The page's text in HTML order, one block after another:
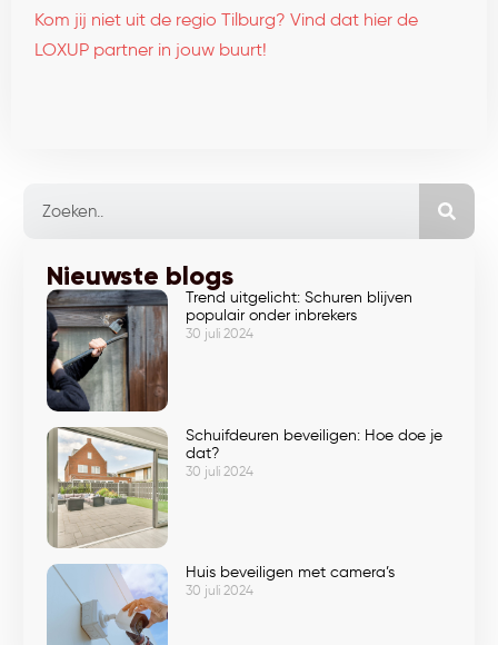
Kom jij niet uit de regio Tilburg? Vind dat hier de
LOXUP partner in jouw buurt!
Nieuwste blogs
Trend uitgelicht: Schuren blijven
populair onder inbrekers
30 juli 2024
Schuifdeuren beveiligen: Hoe doe je
dat?
30 juli 2024
Huis beveiligen met camera’s
30 juli 2024